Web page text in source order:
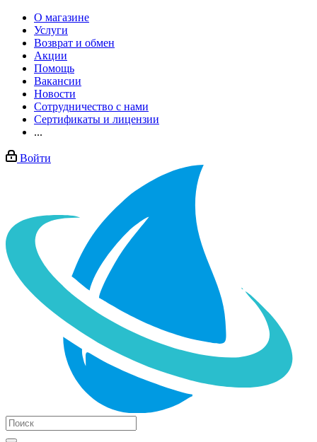
О магазине
Услуги
Возврат и обмен
Акции
Помощь
Вакансии
Новости
Сотрудничество с нами
Сертификаты и лицензии
...
Войти